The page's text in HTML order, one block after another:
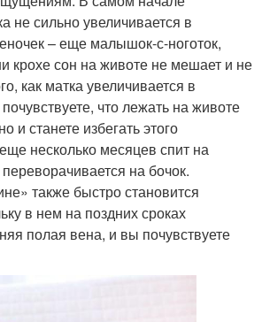
не сильно увеличивается в
– еще малышок-с-ноготок,
крохе сон на животе не мешает и не
как матка увеличивается в
что лежать на животе
и станете избегать этого
несколько месяцев спит на
на бочок.
также быстро становится
в нем на поздних сроках
полая вена, и вы почувствуете